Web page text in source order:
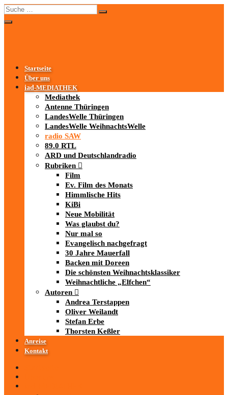
Startseite
Über uns
iad-MEDIATHEK
Mediathek
Antenne Thüringen
LandesWelle Thüringen
LandesWelle WeihnachtsWelle
radio SAW
89.0 RTL
ARD und Deutschlandradio
Rubriken
Film
Ev. Film des Monats
Himmlische Hits
KiBi
Neue Mobilität
Was glaubst du?
Nur mal so
Evangelisch nachgefragt
30 Jahre Mauerfall
Backen mit Doreen
Die schönsten Weihnachtsklassiker
Weihnachtliche „Elfchen“
Autoren
Andrea Terstappen
Oliver Weilandt
Stefan Erbe
Thorsten Keßler
Anreise
Kontakt